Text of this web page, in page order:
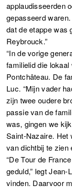
applaudisseerden
gepasseerd
dat de etappe was
Reybrouck.”
“In de vorige
familielid die
Pontchâteau. De
Luc. “Mijn vader
zijn twee oudere
passie van de
was, gingen we
Saint-Nazaire. Het
van dichtbij te zien
“De Tour de
geduld,” legt
vinden. Daarvoor